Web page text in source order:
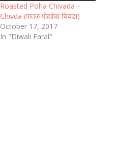
Roasted Poha Chivada –
Chivda (पातळ पोह्यांचा चिवडा)
October 17, 2017
In "Diwali Faral"